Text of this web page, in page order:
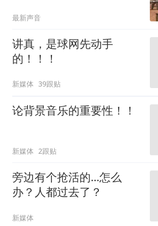
最新声音
讲真，是球网先动手
的！！！
新媒体 39跟贴
论背景音乐的重要性！！
新媒体 2跟贴
旁边有个抢活的…怎么
办？人都过去了？
新媒体